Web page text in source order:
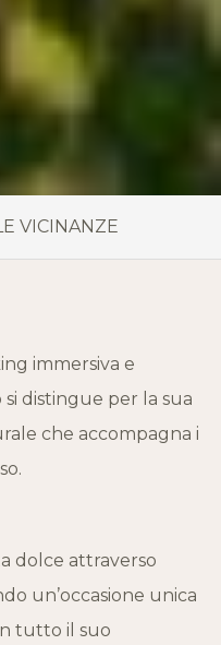
VICINANZE
immersiva e
distingue per la sua
che accompagna i
dolce attraverso
un’occasione unica
tutto il suo